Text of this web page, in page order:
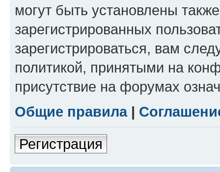
могут быть установлены
зарегистрированных
зарегистрироваться, вам
политикой, принятыми на
присутствие на форумах
Общие правила|
Регистрация